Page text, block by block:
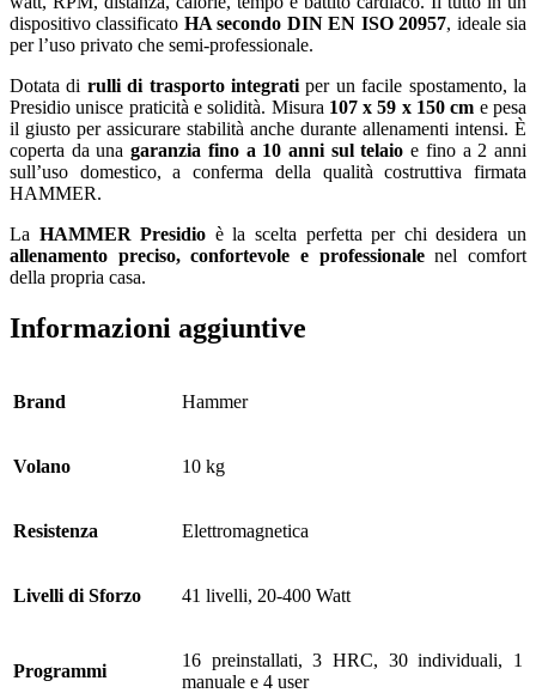
dispositivo classificato HA secondo DIN EN ISO 20957, ideale sia
per l’uso privato che semi-professionale.
Dotata di rulli di trasporto integrati per un facile spostamento, la
Presidio unisce praticità e solidità. Misura 107 x 59 x 150 cm e pesa
il giusto per assicurare stabilità anche durante allenamenti intensi. È
coperta da unagaranzia fino a 10 anni sul telaio e fino a 2 anni
sull’uso domestico, a conferma della qualità costruttiva firmata
HAMMER.
La HAMMER Presidio è la scelta perfetta per chi desidera un
allenamento preciso, confortevole e professionalenel comfort
della propria casa.
Informazioni aggiuntive
Brand Hammer
Volano 10 kg
Resistenza Elettromagnetica
Livelli di Sforzo 41 livelli, 20-400 Watt
Programmi
16 preinstallati, 3 HRC, 30 individuali, 1
manuale e 4 user